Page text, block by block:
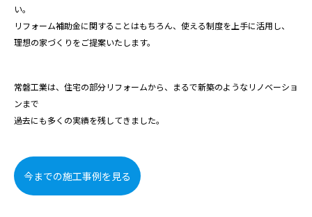
い。
リフォーム補助金に関することはもちろん、使える制度を上手に活用し、
理想の家づくりをご提案いたします。
常磐工業は、住宅の部分リフォームから、まるで新築のようなリノベーショ
ンまで
過去にも多くの実績を残してきました。
今までの施工事例を見る